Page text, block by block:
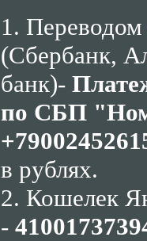
1.
(Сбербанк,
банк)-
по СБП
в рублях.
2. Кошелек
-